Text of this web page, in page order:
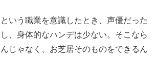
いう職業を意識したとき、声優だった
、身体的なハンデは少ない。そこなら
じゃなく、お芝居そのものをできるん